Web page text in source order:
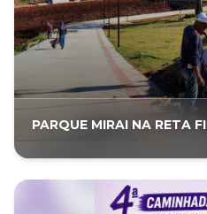
PARQUE MIRAI NA RETA